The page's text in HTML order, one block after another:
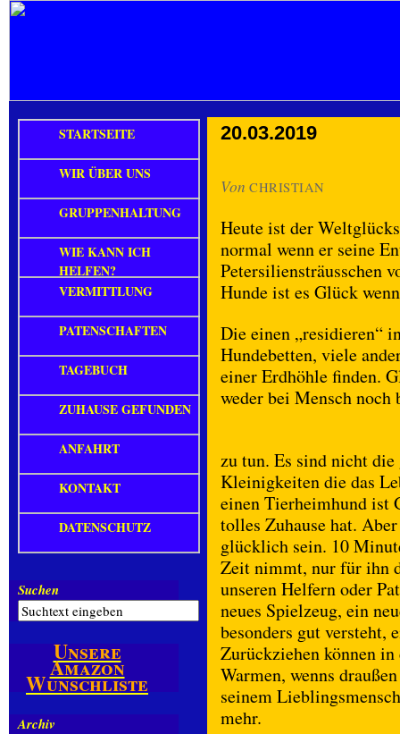
20.03.2019
Von CHRISTIAN
Heute ist der
normal wenn er seine
Petersiliensträusschen
Hunde ist es Glück
Die einen „residieren“
Hundebetten, viele
einer Erdhöhle finden.
weder bei Mensch noch
zu tun. Es sind nicht
Kleinigkeiten die das
einen Tierheimhund ist
tolles Zuhause hat.
glücklich sein. 10
Zeit nimmt, nur für ihn
unseren Helfern oder
neues Spielzeug, ein
besonders gut versteht,
Zurückziehen können
Warmen, wenns
seinem
mehr.
STARTSEITE
WIR ÜBER UNS
GRUPPENHALTUNG
WIE KANN ICH
HELFEN?
VERMITTLUNG
PATENSCHAFTEN
TAGEBUCH
ZUHAUSE GEFUNDEN
ANFAHRT
KONTAKT
DATENSCHUTZ
Suchen
Unsere
Amazon
Wunschliste
Archiv